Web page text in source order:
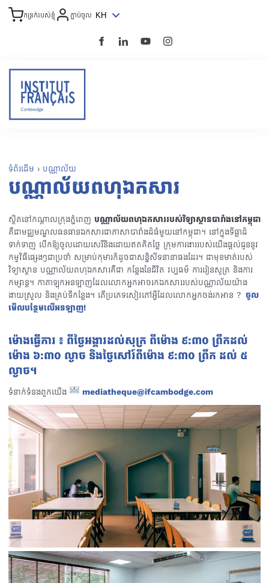
កន្រក់របស់ខ្ញុំ ភ្ជាប់ចូល KH
ទំព័រដើម › បណ្ណាល័យ
បណ្ណាល័យពហុឯកសារ
ស្ថិតនៅកណ្ដាលក្រុងភ្នំពេញ បណ្ណាល័យពហុឯកសាររបស់វិទ្យាស្ថានបារាំងនៅកម្ពុជា
គឺជាមជ្ឈមណ្ឌលធនធានឯកសារជាភាសាបារាំងដ៏ធំមួយនៅកម្ពុជា។ នៅក្នុងទីធ្លាដ៏
ទាក់ទាញ បើកឱ្យចូលដោយសេរីនិងដោយឥតគិតថ្លៃ ក្រុមការងាររបស់យើងផ្ដល់ជូននូវ
កម្មវិធីផ្សេងៗជាប្រចាំ សម្រាប់កុមារក៏ដូចជាសន្និសីទនានាផងដែរ។ ជាមុខមាត់របស់
វិទ្យាស្ថាន បណ្ណាល័យពហុឯកសារគឺជា កន្លែងនៃជីវិត វប្បធម៌ ការរៀនសូត្រ និងការ
កម្សាន្ត។ កាតាឡុកអនឡាញដែលលោកអ្នកអាចរកឯកសាររបស់បណ្ណាល័យយ៉ាង
ងាយស្រួល និងគ្រប់ទីកន្លែង។ តើប្រភេទសៀវភៅអ្វីដែលលោកអ្នកចង់រកអាន ? ចូល
មើលបន្ថែមលើអនឡាញ!
ម៉ោងធ្វើការ ៖ ពីថ្ងៃអង្គារដល់សុក្រ ពីម៉ោង ៩:៣០ ព្រឹកដល់
ម៉ោង ៦:៣០ ល្ងាច និងថ្ងៃសៅរ៍ពីម៉ោង ៩:៣០ ព្រឹក ដល់ ៥
ល្ងាច។
ទំនាក់ទំនងពួកយើង mediatheque@ifcambodge.com